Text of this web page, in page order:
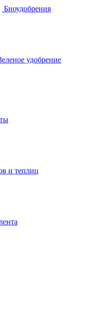
Биоудобрения
удобрение
и теплиц